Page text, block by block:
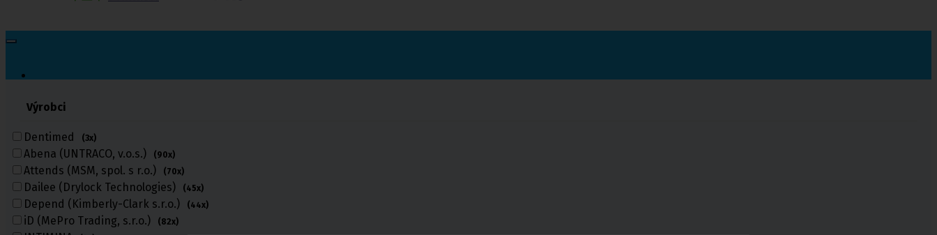
pomůcky
Inkontinenční kalhotky
Inkontinenční vložky
Inkontinenční plavky
Inkontinenční podložky
Inkontinenční pleny
Fixační kalhotky a body
Výrobci
Dentimed (3x)
Abena (UNTRACO, v.o.s.) (90x)
Attends (MSM, spol. s r.o.) (70x)
Dailee (Drylock Technologies) (45x)
Depend (Kimberly-Clark s.r.o.) (44x)
iD (MePro Trading, s.r.o.) (82x)